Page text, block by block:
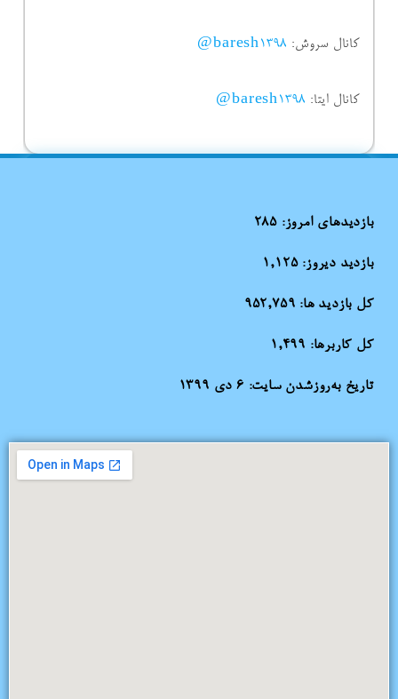
کانال سروش: baresh1398@
کانال ایتا: baresh1398@
بازدیدهای امروز:285
بازدید دیروز:1,125
کل بازدید ها: 952,759
کل کاربرها: 1,499
تاریخ به‌روزشدن سایت: ۶ دی ۱۳۹۹